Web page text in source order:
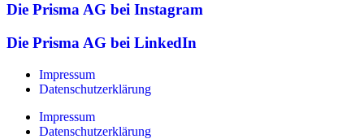
Die Prisma AG bei Instagram
Die Prisma AG bei LinkedIn
Impressum
Datenschutzerklärung
Impressum
Datenschutzerklärung